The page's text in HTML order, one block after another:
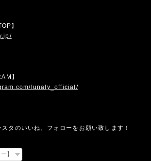
】
】
lunaly_official/
タのいいね、フォローをお願い致します！